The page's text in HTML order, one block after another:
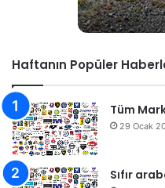
Haftanın Popüler
Tüm
29 Ocak
Sıfır